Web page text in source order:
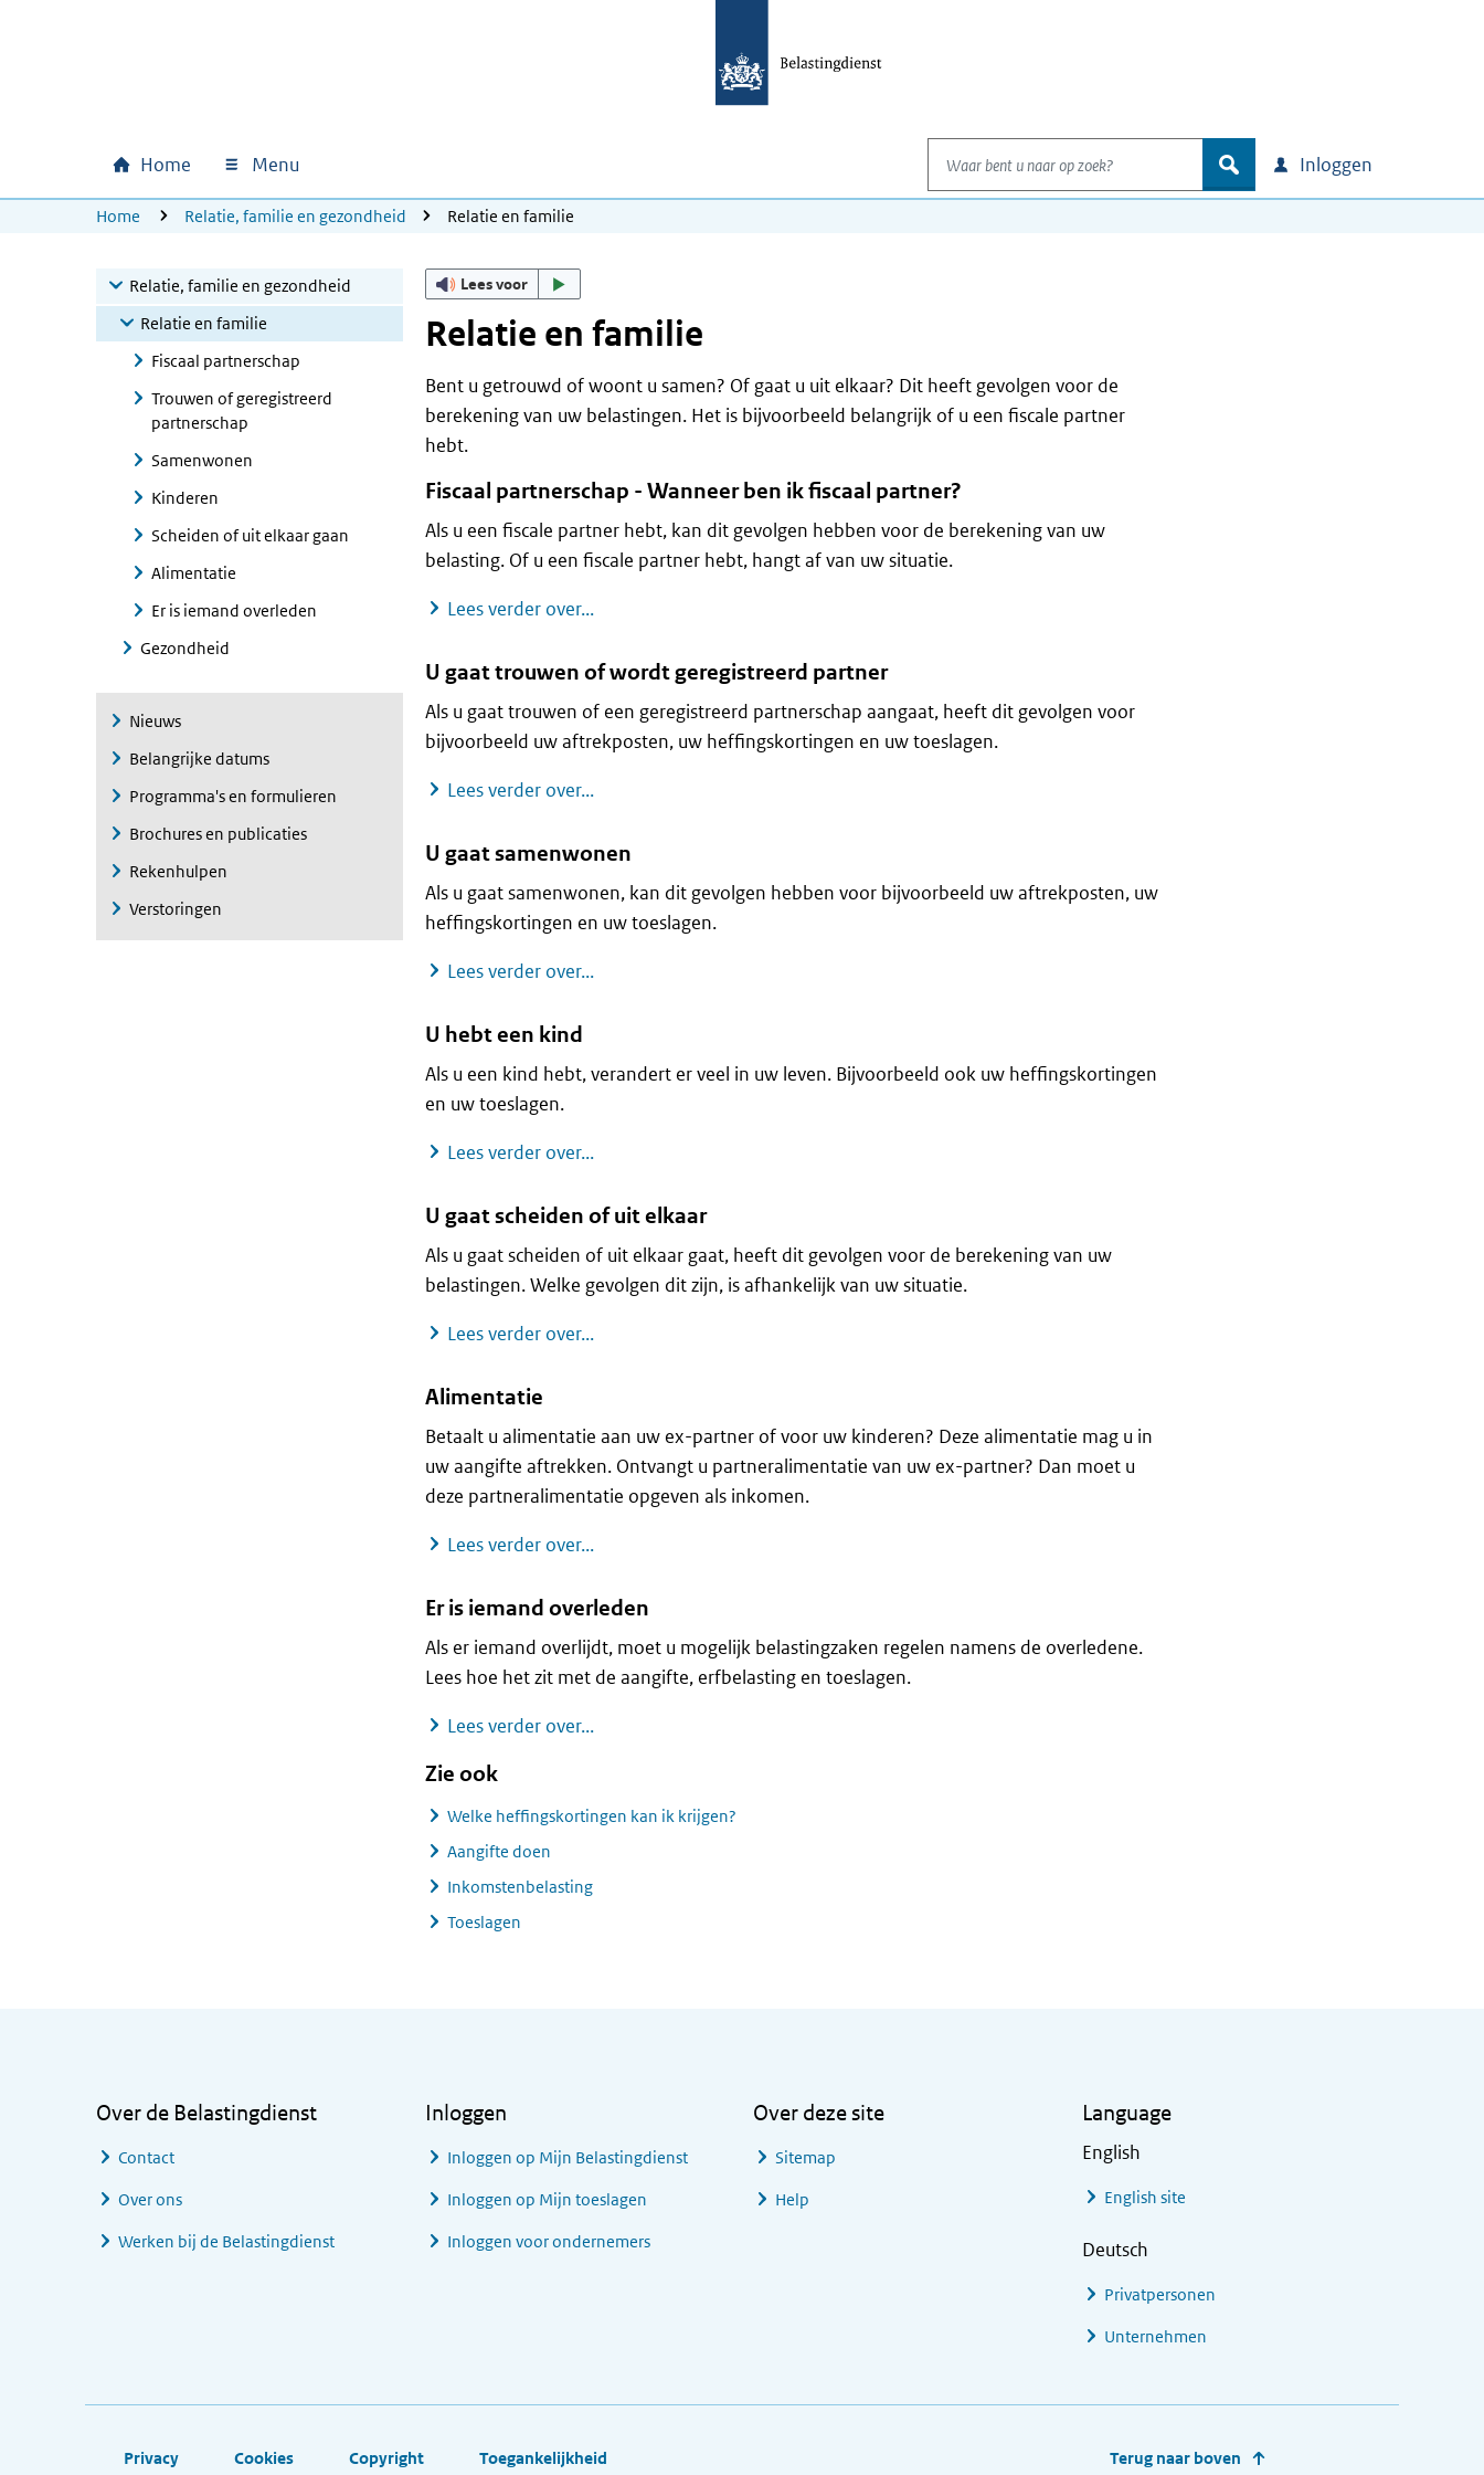
Hoofdnavigatie
Home Menu
Waar bent u naar op zoek?
zoek Inloggen
U bevindt zich hier:
Home Relatie, familie en gezondheid Relatie en familie
Relatie, familie en gezondheid
Relatie en familie
Fiscaal partnerschap
Trouwen of geregistreerd
partnerschap
Samenwonen
Kinderen
Scheiden of uit elkaar gaan
Alimentatie
Er is iemand overleden
Gezondheid
Nieuws
Belangrijke datums
Programma's en formulieren
Brochures en publicaties
Rekenhulpen
Verstoringen
Lees voor
Relatie en familie
Bent u getrouwd of woont u samen? Of gaat u uit elkaar? Dit heeft gevolgen voor de
berekening van uw belastingen. Het is bijvoorbeeld belangrijk of u een fiscale partner
hebt.
Fiscaal partnerschap - Wanneer ben ik fiscaal partner?
Als u een fiscale partner hebt, kan dit gevolgen hebben voor de berekening van uw
belasting. Of u een fiscale partner hebt, hangt af van uw situatie.
Lees verder over...Fiscaal partnerschap - Wanneer ben ik fiscaal partner?
U gaat trouwen of wordt geregistreerd partner
Als u gaat trouwen of een geregistreerd partnerschap aangaat, heeft dit gevolgen voor
bijvoorbeeld uw aftrekposten, uw heffingskortingen en uw toeslagen.
Lees verder over...U gaat trouwen of wordt geregistreerd partner
U gaat samenwonen
Als u gaat samenwonen, kan dit gevolgen hebben voor bijvoorbeeld uw aftrekposten, uw
heffingskortingen en uw toeslagen.
Lees verder over...U gaat samenwonen
U hebt een kind
Als u een kind hebt, verandert er veel in uw leven. Bijvoorbeeld ook uw heffingskortingen
en uw toeslagen.
Lees verder over...U hebt een kind
U gaat scheiden of uit elkaar
Als u gaat scheiden of uit elkaar gaat, heeft dit gevolgen voor de berekening van uw
belastingen. Welke gevolgen dit zijn, is afhankelijk van uw situatie.
Lees verder over...U gaat scheiden of uit elkaar
Alimentatie
Betaalt u alimentatie aan uw ex-partner of voor uw kinderen? Deze alimentatie mag u in
uw aangifte aftrekken. Ontvangt u partneralimentatie van uw ex-partner? Dan moet u
deze partneralimentatie opgeven als inkomen.
Lees verder over...Alimentatie
Er is iemand overleden
Als er iemand overlijdt, moet u mogelijk belastingzaken regelen namens de overledene.
Lees hoe het zit met de aangifte, erfbelasting en toeslagen.
Lees verder over...Er is iemand overleden
Zie ook
Welke heffingskortingen kan ik krijgen?
Aangifte doen
Inkomstenbelasting
Toeslagen
Over de Belastingdienst
Contact
Over ons
Werken bij de Belastingdienst
Inloggen
Inloggen op Mijn Belastingdienst
Inloggen op Mijn toeslagen
Inloggen voor ondernemers
Over deze site
Sitemap
Help
Language
English
English site
Deutsch
Privatpersonen
Unternehmen
Footer links
Privacy Cookies Copyright Toegankelijkheid Terug naar boven